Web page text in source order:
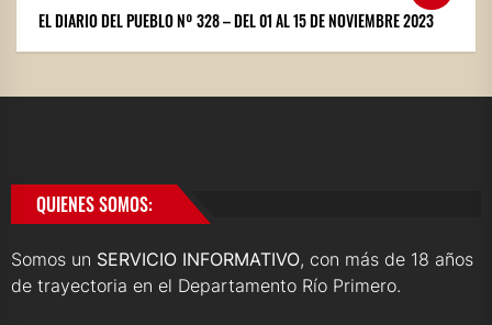
EL DIARIO DEL PUEBLO Nº 328 – DEL 01 AL 15 DE NOVIEMBRE 2023
QUIENES SOMOS:
Somos un SERVICIO INFORMATIVO, con más de 18 años
de trayectoria en el Departamento Río Primero.